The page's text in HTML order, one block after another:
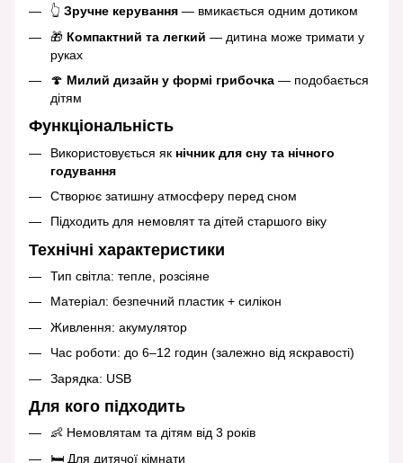
👆 Зручне керування — вмикається одним дотиком
🎁 Компактний та легкий — дитина може тримати у
руках
🍄 Милий дизайн у формі грибочка — подобається
дітям
Функціональність
Використовується як нічник для сну та нічного
годування
Створює затишну атмосферу перед сном
Підходить для немовлят та дітей старшого віку
Технічні характеристики
Тип світла: тепле, розсіяне
Матеріал: безпечний пластик + силікон
Живлення: акумулятор
Час роботи: до 6–12 годин (залежно від яскравості)
Зарядка: USB
Для кого підходить
👶 Немовлятам та дітям від 3 років
🛏️ Для дитячої кімнати